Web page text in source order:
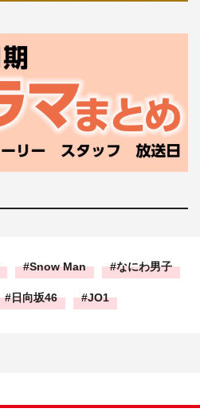
Snow Man なにわ男子
日向坂46 JO1